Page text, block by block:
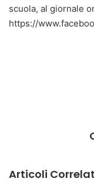
scuola, al giornale
https://
Articoli